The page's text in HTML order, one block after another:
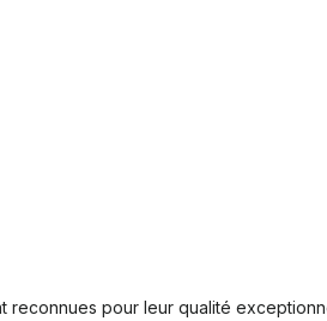
reconnues pour leur qualité